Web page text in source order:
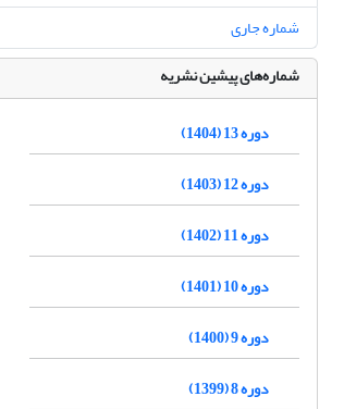
شماره جاری
شماره‌های پیشین نشریه
دوره 13 (1404)
دوره 12 (1403)
دوره 11 (1402)
دوره 10 (1401)
دوره 9 (1400)
دوره 8 (1399)